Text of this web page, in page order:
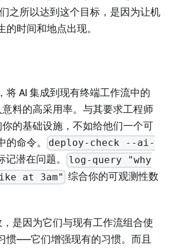
之所以达到这个目标，是因为让机
时间和地点出现。
将 AI 集成到现有终端工作流中的
料的高采用率。与其要求工程师
你的基础设施，不如给他们一个可
命令。
deploy-check --ai-
记潜在问题。
log-query "why
at 3am" 综合你的可观测性数
是因为它们与现有工作流组合使
惯——它们增强现有的习惯。而且